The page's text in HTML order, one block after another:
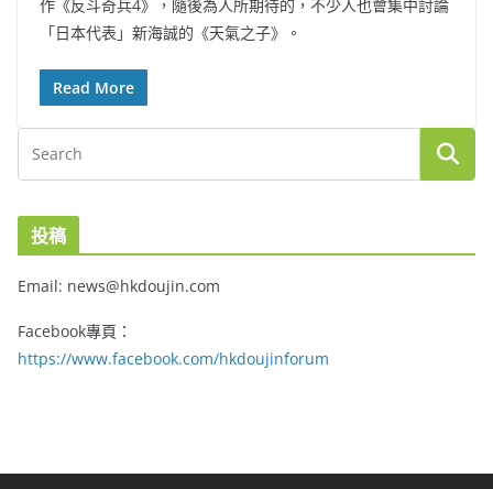
作《反斗奇兵4》，隨後為人所期待的，不少人也會集中討論
「日本代表」新海誠的《天氣之子》。
Read More
投稿
Email: news@hkdoujin.com
Facebook專頁：
https://www.facebook.com/hkdoujinforum